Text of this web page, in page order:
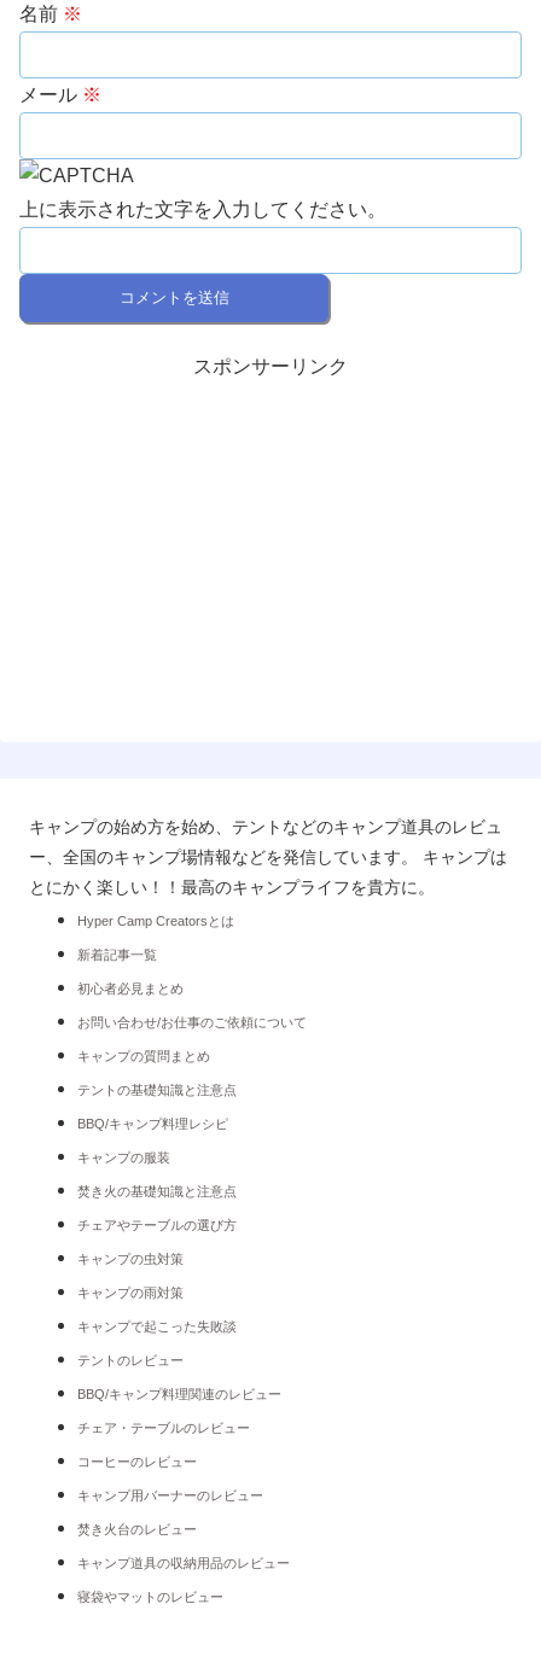
名前 ※
メール ※
上に表示された文字を入力してください。
スポンサーリンク
キャンプの始め方を始め、テントなどのキャンプ道具のレビュ
ー、全国のキャンプ場情報などを発信しています。 キャンプは
とにかく楽しい！！最高のキャンプライフを貴方に。
Hyper Camp Creatorsとは
新着記事一覧
初心者必見まとめ
お問い合わせ/お仕事のご依頼について
キャンプの質問まとめ
テントの基礎知識と注意点
BBQ/キャンプ料理レシピ
キャンプの服装
焚き火の基礎知識と注意点
チェアやテーブルの選び方
キャンプの虫対策
キャンプの雨対策
キャンプで起こった失敗談
テントのレビュー
BBQ/キャンプ料理関連のレビュー
チェア・テーブルのレビュー
コーヒーのレビュー
キャンプ用バーナーのレビュー
焚き火台のレビュー
キャンプ道具の収納用品のレビュー
寝袋やマットのレビュー